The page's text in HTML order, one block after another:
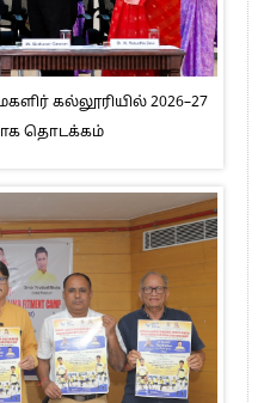
கல்லூரியில் 2026–27
தொடக்கம்